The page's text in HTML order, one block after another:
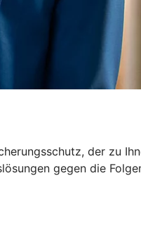
der zu
gegen die